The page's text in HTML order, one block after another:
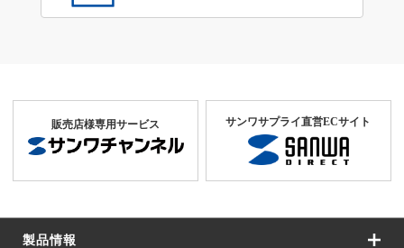
販売店様専用サービス サンワサプライ直営ECサイト
製品情報